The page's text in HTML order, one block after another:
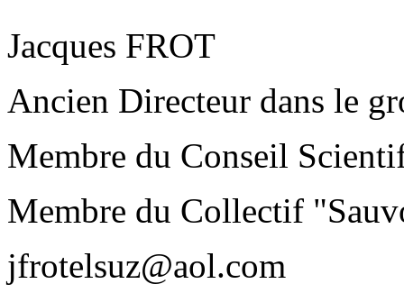
Jacques FROT
Ancien Directeur dans le
Membre du Conseil
Membre du Collectif
jfrotelsuz@aol.com